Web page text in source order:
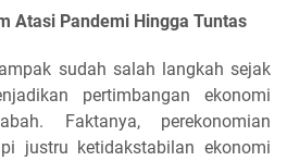
Atasi Pandemi Hingga Tuntas
sudah salah langkah sejak
pertimbangan ekonomi
Faktanya, perekonomian
justru ketidakstabilan ekonomi